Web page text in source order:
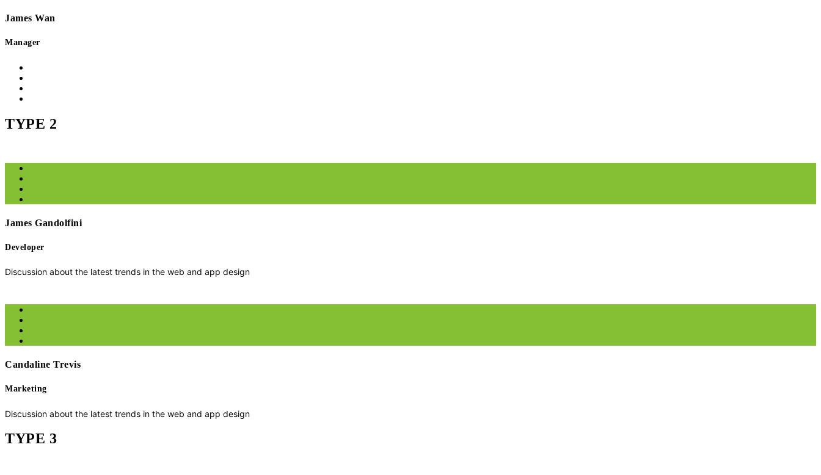
James Wan
Manager
TYPE 2
James Gandolfini
Developer
Discussion about the latest trends in the web and app design
Candaline Trevis
Marketing
Discussion about the latest trends in the web and app design
TYPE 3